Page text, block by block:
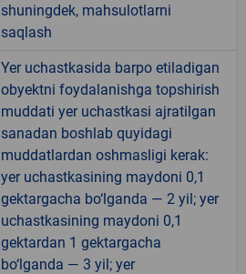
shuningdek, mahsulotlarni
saqlash
Yer uchastkasida barpo etiladigan
obyektni foydalanishga topshirish
muddati yer uchastkasi ajratilgan
sanadan boshlab quyidagi
muddatlardan oshmasligi kerak:
yer uchastkasining maydoni 0,1
gektargacha bo‘lganda — 2 yil; yer
uchastkasining maydoni 0,1
gektardan 1 gektargacha
bo‘lganda — 3 yil; yer